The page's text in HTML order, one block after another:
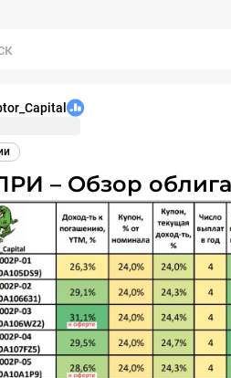
– Обзор